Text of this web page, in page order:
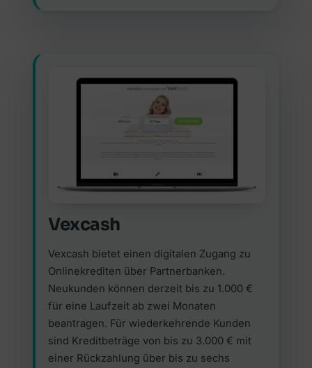
Vexcash
Vexcash bietet einen digitalen Zugang zu
Onlinekrediten über Partnerbanken.
Neukunden können derzeit bis zu 1.000 €
für eine Laufzeit ab zwei Monaten
beantragen. Für wiederkehrende Kunden
sind Kreditbeträge von bis zu 3.000 € mit
einer Rückzahlung über bis zu sechs